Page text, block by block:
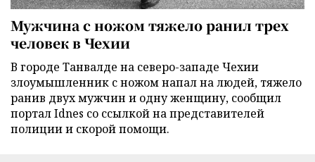
Мужчина с ножом тяжело ранил трех
человек в Чехии
В городе Танвалде на северо-западе Чехии
злоумышленник с ножом напал на людей, тяжело
ранив двух мужчин и одну женщину, сообщил
портал Idnes со ссылкой на представителей
полиции и скорой помощи.